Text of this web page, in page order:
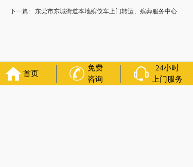
下一篇: 东莞市东城街道本地殡仪车上门转运、殡葬服务中心
首页
免费
咨询
24小时
上门服务